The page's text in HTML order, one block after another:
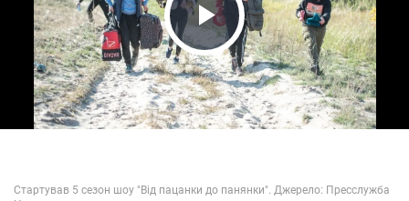
Play Video